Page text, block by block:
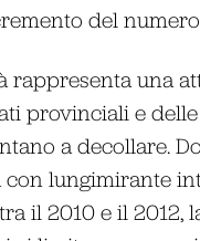
del
rappresenta una
provinciali e
a decollare.
lungimirante
il 2010 e il 2012,